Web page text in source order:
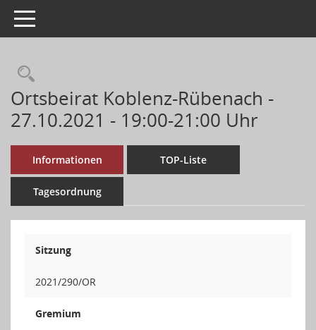
Toggle navigation
Ortsbeirat Koblenz-Rübenach -
27.10.2021 - 19:00-21:00 Uhr
Informationen TOP-Liste
Tagesordnung
Sitzung
2021/290/OR
Gremium